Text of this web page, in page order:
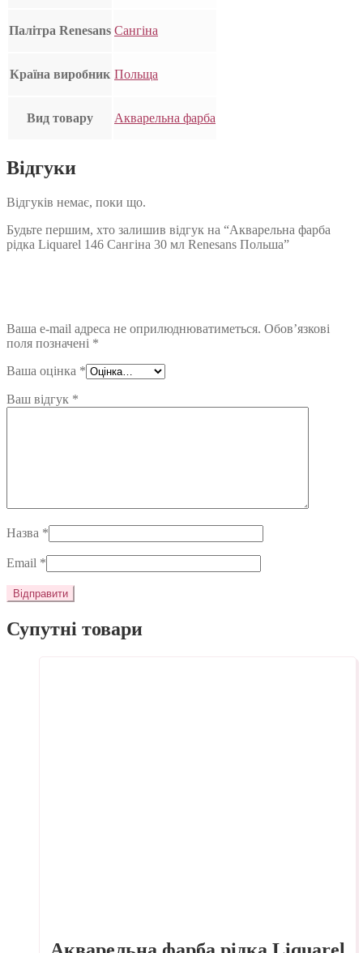
Палітра Renesans Сангіна
Країна виробник Польща
Вид товару Акварельна фарба
Відгуки
Відгуків немає, поки що.
Будьте першим, хто залишив відгук на “Акварельна фарба
рідка Liquarel 146 Сангіна 30 мл Renesans Польша”
Ваша e-mail адреса не оприлюднюватиметься. Обов’язкові
поля позначені *
Ваша оцінка *
Ваш відгук *
Назва *
Email *
Супутні товари